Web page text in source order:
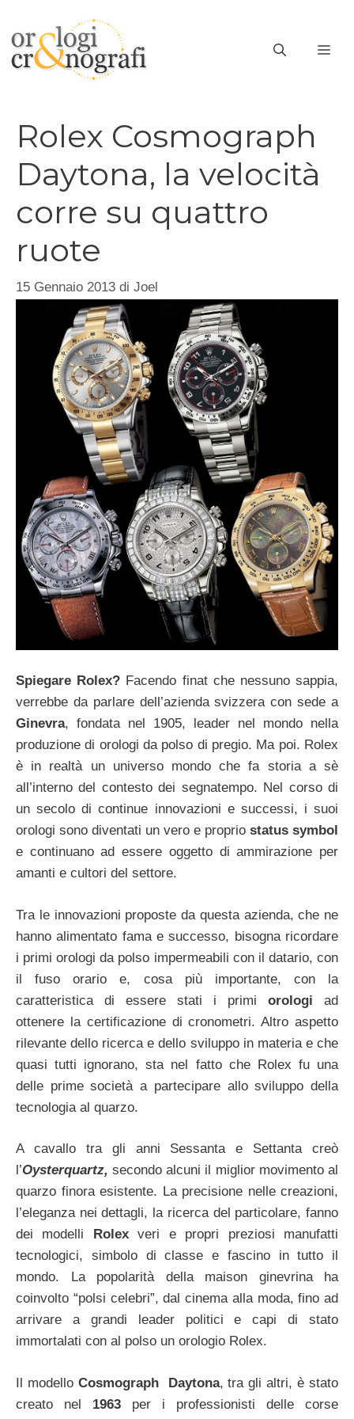
contenuto
Rolex Cosmograph
Daytona, la velocità
corre su quattro
ruote
15 Gennaio 2013 di Joel
Spiegare Rolex? Facendo finat che nessuno sappia,
verrebbe da parlare dell’azienda svizzera con sede a
Ginevra, fondata nel 1905, leader nel mondo nella
produzione di orologi da polso di pregio. Ma poi. Rolex
è in realtà un universo mondo che fa storia a sè
all’interno del contesto dei segnatempo. Nel corso di
un secolo di continue innovazioni e successi, i suoi
orologi sono diventati un vero e proprio status symbol
e continuano ad essere oggetto di ammirazione per
amanti e cultori del settore.
Tra le innovazioni proposte da questa azienda, che ne
hanno alimentato fama e successo, bisogna ricordare
i primi orologi da polso impermeabili con il datario, con
il fuso orario e, cosa più importante, con la
caratteristica di essere stati i primi orologi ad
ottenere la certificazione di cronometri. Altro aspetto
rilevante dello ricerca e dello sviluppo in materia e che
quasi tutti ignorano, sta nel fatto che Rolex fu una
delle prime società a partecipare allo sviluppo della
tecnologia al quarzo.
A cavallo tra gli anni Sessanta e Settanta creò
l’Oysterquartz, secondo alcuni il miglior movimento al
quarzo finora esistente. La precisione nelle creazioni,
l’eleganza nei dettagli, la ricerca del particolare, fanno
dei modelli
Rolexveri e propri preziosi manufatti
tecnologici, simbolo di classe e fascino in tutto il
mondo. La popolarità della maison ginevrina ha
coinvolto “polsi celebri”, dal cinema alla moda, fino ad
arrivare a grandi leader politici e capi di stato
immortalati con al polso un orologio Rolex.
Il modello Cosmograph Daytona, tra gli altri, è stato
creato nel 1963 per i professionisti delle corse